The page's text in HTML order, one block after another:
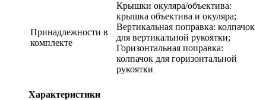
Принадлежности в
комплекте
Крышки окуляра/объектива:
крышка объектива и окуляра;
Вертикальная поправка: колпачок
для вертикальной рукоятки;
Горизонтальная поправка:
колпачок для горизонтальной
рукоятки
Характеристики